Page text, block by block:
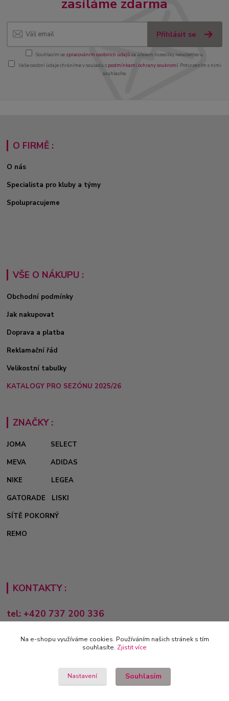
Přihlásit se
Souhlasím se zpracováním osobních údajůza účelem rozesílky newsletteru.
Vaše osobní údaje chráníme v souladu s podmínkami ochrany soukromí. Potvrzením s nimi
souhlasíte.
O FIRMĚ :
O nás
Specialista pro kluby a týmy
Spolupracujeme
VŠE O NÁKUPU :
Obchodní podmínky
Jak nakupovat
Doprava a platba
Reklamační řád
Velikostní tabulky
KATALOGY PRO SEZÓNU 2025/26
ZNAČKY :
JOMA
SELECT
MEVA
ADIDAS
NIKE
LEGEA
GATORADE
LISKI
SÍTĚ POKORNÝ
REMO
KONTAKTY :
tel: +420 737 200 336
Pondělí-Pátek: 8 - 17 hodin
obchod@e-sporting.cz
Na e-shopu využíváme cookies. Používáním našich stránek s tím
souhlasíte. Zjistit více
Nastavení Souhlasím